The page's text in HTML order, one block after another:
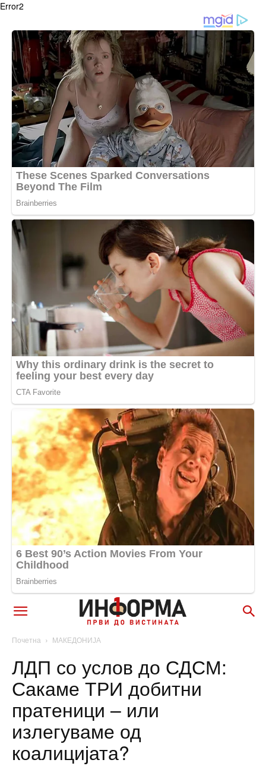
Error2
Почетна МАКЕДОНИЈА
ЛДП со услов до СДСМ:
Сакаме ТРИ добитни
пратеници – или
излегуваме од
коалицијата?